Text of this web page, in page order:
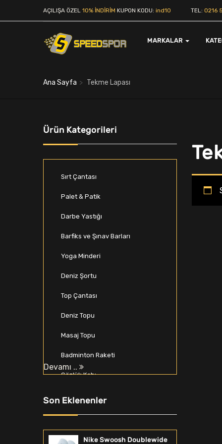
AÇILIŞA ÖZEL 10% İNDİRİM KUPON KODU: ind10 TEL: 0216
MARKALAR
Ana Sayfa Tekme Lapası
Ürün Kategorileri
Sırt Çantası
Palet & Patik
Darbe Yastığı
Barfiks ve Şınav Barları
Yoga Minderi
Deniz Şortu
Top Çantası
Deniz Topu
Masaj Topu
Badminton Raketi
Gözlük Kabı
Spor Softshell & Polar
Zıplama Kutusu
Devamı ..
Son Eklenenler
Nike Swoosh Doublewide